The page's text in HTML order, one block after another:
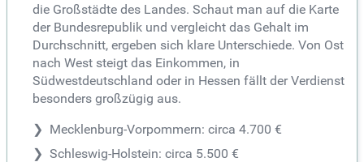
die Großstädte des Landes. Schaut man auf die Karte
der Bundesrepublik und vergleicht das Gehalt im
Durchschnitt, ergeben sich klare Unterschiede. Von Ost
nach West steigt das Einkommen, in
Südwestdeutschland oder in Hessen fällt der Verdienst
besonders großzügig aus.
Mecklenburg-Vorpommern: circa 4.700 €
Schleswig-Holstein: circa 5.500 €